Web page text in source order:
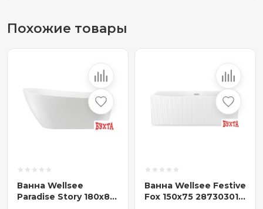
Похожие товары
Ванна Wellsee
Paradise Story 180x80
Ванна Wellsee Festive
Fox 150x75 28730301R